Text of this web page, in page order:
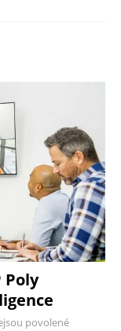
Poly
povolené